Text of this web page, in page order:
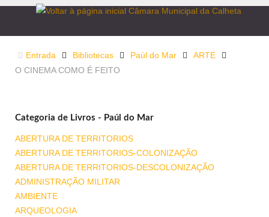
Entrada Bibliotecas Paúl do Mar
ARTE
O CINEMA COMO É FEITO
Categoria de Livros - Paúl do Mar
ABERTURA DE TERRITORIOS
ABERTURA DE TERRITORIOS-COLONIZAÇÃO
ABERTURA DE TERRITORIOS-DESCOLONIZAÇÃO
ADMINISTRAÇÃO MILITAR
AMBIENTE
ARQUEOLOGIA